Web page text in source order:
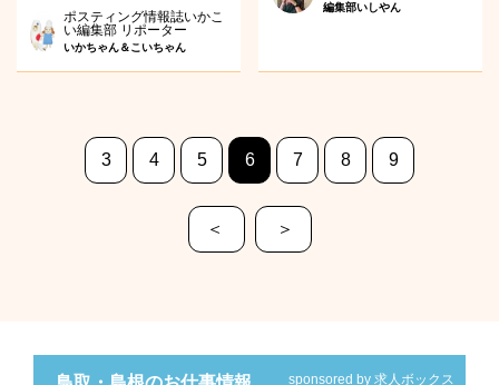
ポスティング情報誌いかこ
い編集部 リポーター
いかちゃん＆こいちゃん
編集部いしやん
3 4 5 6 7 8 9
＜ ＞
sponsored by 求人ボックス